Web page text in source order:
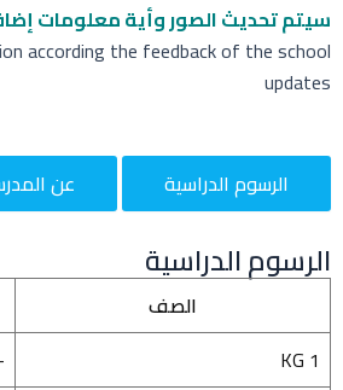
سيتم تحديث الصور وأية معلومات
according the feedback of the school
updates
الرسوم الدراسية عن
الرسوم الدراسية
الصف
KG 1